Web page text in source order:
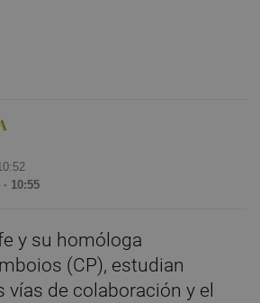
10:55
y su homóloga
(CP), estudian
vías de colaboración y el